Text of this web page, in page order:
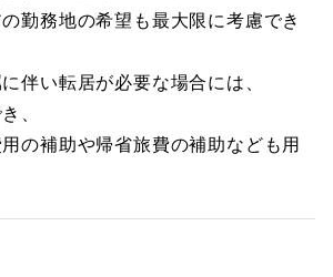
勤務地の希望も最大限に考慮でき
伴い転居が必要な場合には、
、
の補助や帰省旅費の補助なども用